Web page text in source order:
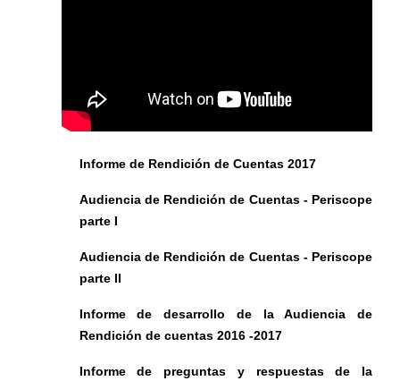
Informe de Rendición de Cuentas 2017
Audiencia de Rendición de Cuentas - Periscope
parte I
Audiencia de Rendición de Cuentas - Periscope
parte II
Informe de desarrollo de la Audiencia de
Rendición de cuentas 2016 -2017
Informe de preguntas y respuestas de la